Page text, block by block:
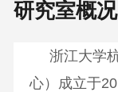
研究室概况
浙江大学杭
心）成立于